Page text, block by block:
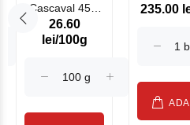
Cascaval 45%
Maasdam
Sublime Cow
26.60
lei/100g
235.00